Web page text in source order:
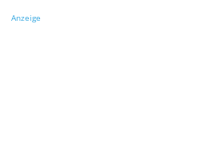
Anzeige